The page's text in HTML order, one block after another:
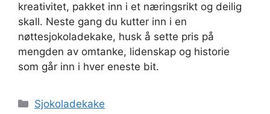
kreativitet, pakket inn i et næringsrikt og deilig
skall. Neste gang du kutter inn i en
nøttesjokoladekake, husk å sette pris på
mengden av omtanke, lidenskap og historie
som går inn i hver eneste bit.
Kategorier
Sjokoladekake